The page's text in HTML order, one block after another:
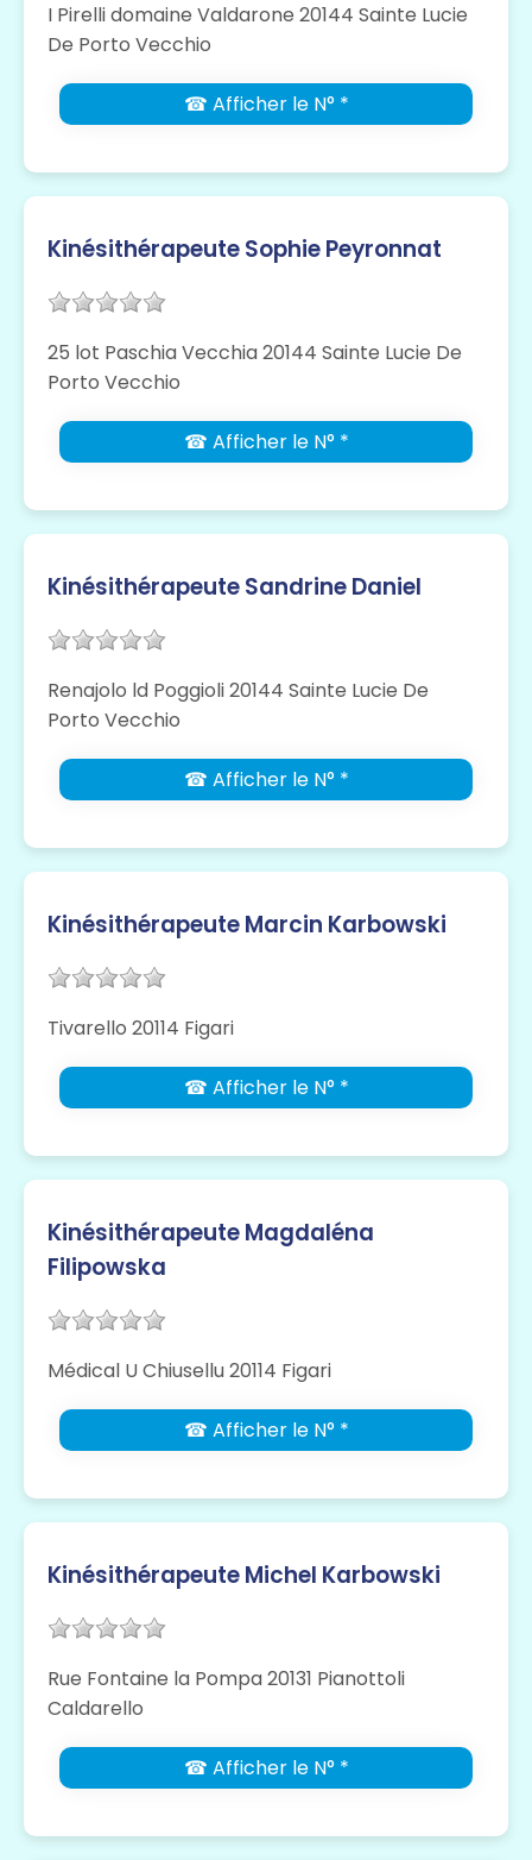
I Pirelli domaine Valdarone 20144 Sainte Lucie
De Porto Vecchio
☎ Afficher le N° *
Kinésithérapeute Sophie Peyronnat
25 lot Paschia Vecchia 20144 Sainte Lucie De
Porto Vecchio
☎ Afficher le N° *
Kinésithérapeute Sandrine Daniel
Renajolo ld Poggioli 20144 Sainte Lucie De
Porto Vecchio
☎ Afficher le N° *
Kinésithérapeute Marcin Karbowski
Tivarello 20114 Figari
☎ Afficher le N° *
Kinésithérapeute Magdaléna
Filipowska
Médical U Chiusellu 20114 Figari
☎ Afficher le N° *
Kinésithérapeute Michel Karbowski
Rue Fontaine la Pompa 20131 Pianottoli
Caldarello
☎ Afficher le N° *